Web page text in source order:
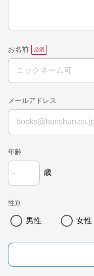
お名前
メールアドレス
年齢
歳
性別
男性 女性